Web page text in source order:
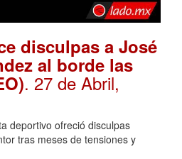
disculpas a José
al borde las
. 27 de Abril,
deportivo ofreció disculpas
tras meses de tensiones y